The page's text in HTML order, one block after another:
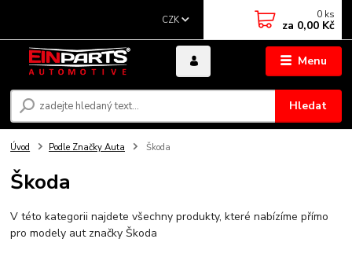
Menu
CZK
Hledat
0 ks
za 0,00 Kč
Úvod Podle Značky Auta Škoda
Škoda
V této kategorii najdete všechny produkty, které nabízíme přímo
pro modely aut značky Škoda